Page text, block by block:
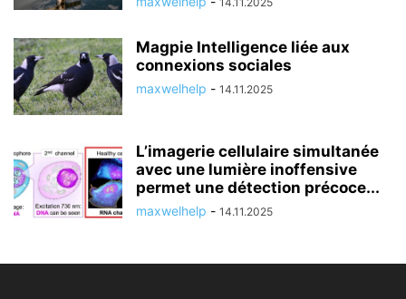
Magpie Intelligence liée aux
connexions sociales
maxwelhelp - 14.11.2025
L’imagerie cellulaire simultanée
avec une lumière inoffensive
permet une détection précoce...
maxwelhelp - 14.11.2025